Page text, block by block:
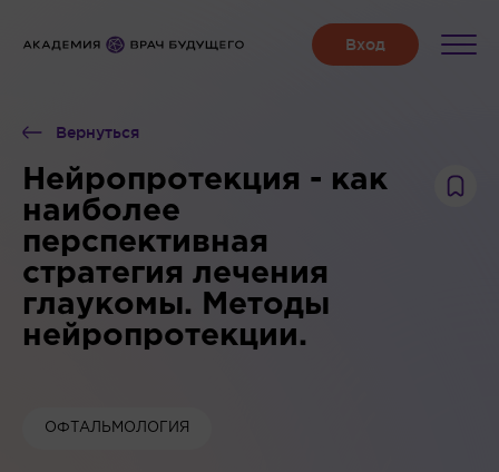
Вернуться
Нейропротекция - как
наиболее
перспективная
стратегия лечения
глаукомы. Методы
нейропротекции.
ОФТАЛЬМОЛОГИЯ